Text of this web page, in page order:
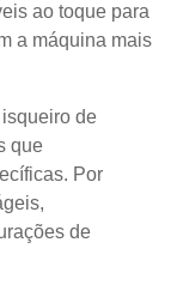
ao toque para
a máquina mais
de
que
Por
de